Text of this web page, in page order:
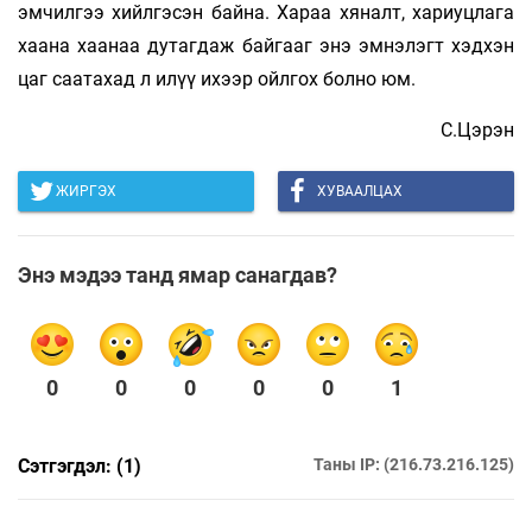
эмчилгээ хийлгэсэн байна. Хараа хяналт, хариуцлага
хаана хаанаа дутагдаж байгааг энэ эмнэлэгт хэдхэн
цаг саатахад л илүү ихээр ойлгох болно юм.
С.Цэрэн
ЖИРГЭХ ХУВААЛЦАХ
Энэ мэдээ танд ямар санагдав?
0 0 0 0 0 1
Сэтгэгдэл: (1) Таны IP: (216.73.216.125)